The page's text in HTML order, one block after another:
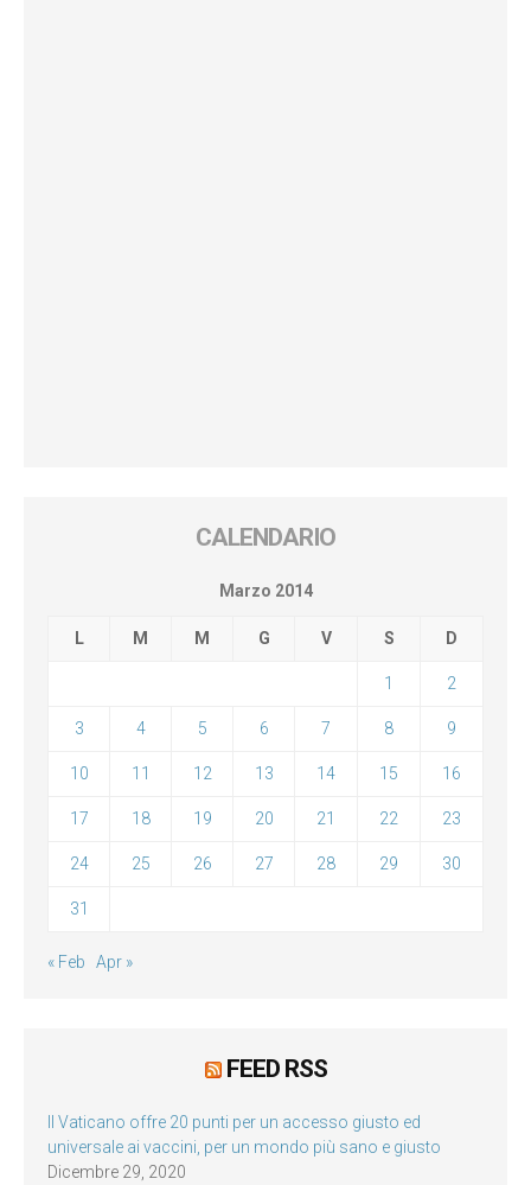
CALENDARIO
Marzo 2014
L M M G V S D
1 2
3 4 5 6 7 8 9
10 11 12 13 14 15 16
17 18 19 20 21 22 23
24 25 26 27 28 29 30
31
« Feb Apr »
FEED RSS
Il Vaticano offre 20 punti per un accesso giusto ed
universale ai vaccini, per un mondo più sano e giusto
Dicembre 29, 2020